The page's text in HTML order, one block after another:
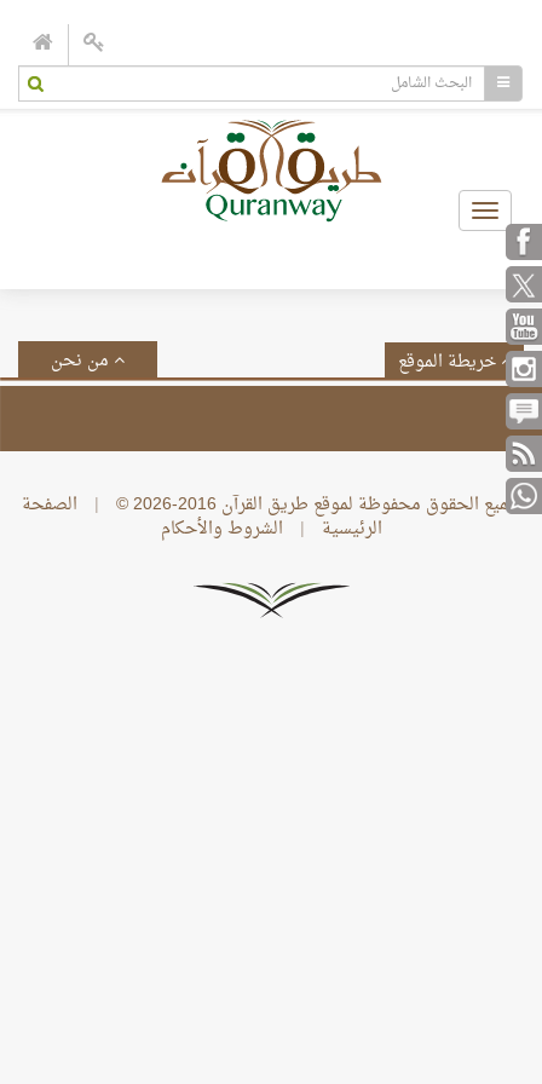
Toggle
navigation
من نحن خريطة الموقع
جميع الحقوق محفوظة لموقع طريق القرآن 2016-2026 © | الصفحة
الرئيسية | الشروط والأحكام